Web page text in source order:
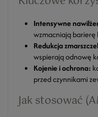
Intensywne
wzmacniają barierę
Redukcja
wspierają odnowę
Kojenie i ochrona:
przed czynnikami
Jak stosować